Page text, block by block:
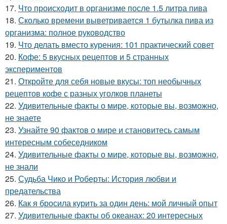
17. Что происходит в организме после 1.5 литра пива
18. Сколько времени выветривается 1 бутылка пива из
организма: полное руководство
19. Что делать вместо курения: 101 практический совет
20. Кофе: 5 вкусных рецептов и 5 странных
экспериментов
21. Откройте для себя новые вкусы: топ необычных
рецептов кофе с разных уголков планеты
22. Удивительные факты о мире, которые вы, возможно,
не знаете
23. Узнайте 90 фактов о мире и становитесь самым
интересным собеседником
24. Удивительные факты о мире, которые вы, возможно,
не знали
25. Судьба Чико и Роберты: История любви и
предательства
26. Как я бросила курить за один день: мой личный опыт
27. Удивительные факты об океанах: 20 интересных